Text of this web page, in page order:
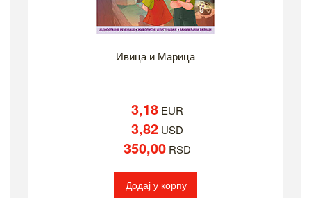
Ивица и Марица
3,18 EUR
3,82 USD
350,00 RSD
Додај у корпу